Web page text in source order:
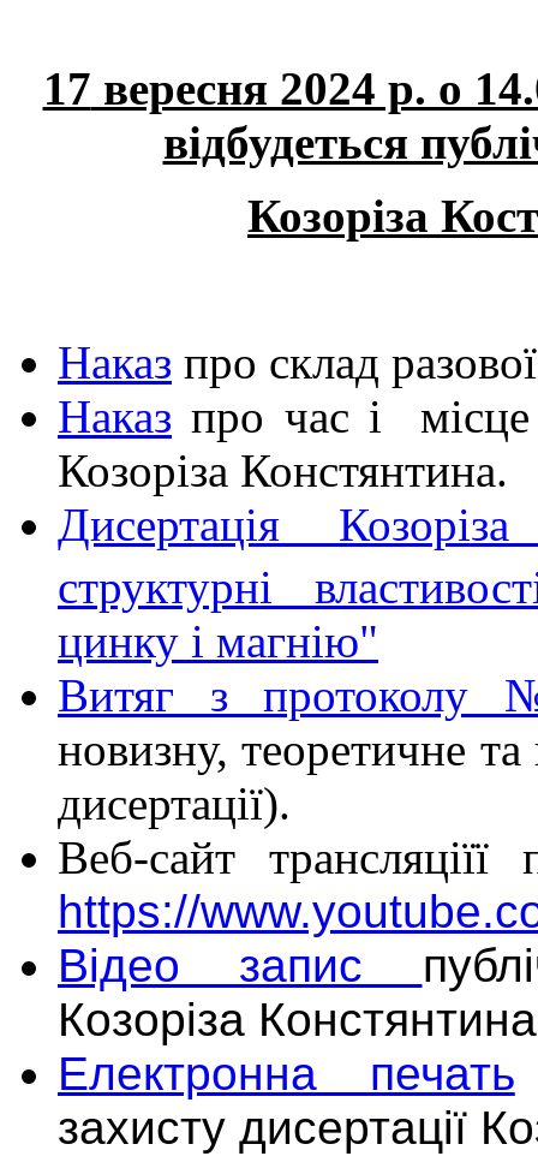
17 вересня 2024 р. о
відбудеться
Козоріза
Наказ про склад
Наказ про час і місце
Козоріза Констянтина.
Дисертація
структурні
цинку і магнію"
Витяг з
новизну, теоретичне та
дисертації).
Веб-сайт трансляціїї
https://
Відео запис
Козоріза
Електронна печать
захисту дисертації